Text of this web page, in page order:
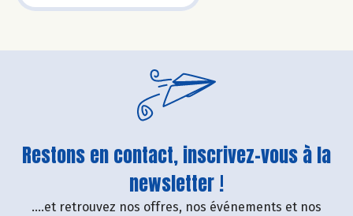
Restons en contact, inscrivez-vous à la
newsletter !
....et retrouvez nos offres, nos événements et nos